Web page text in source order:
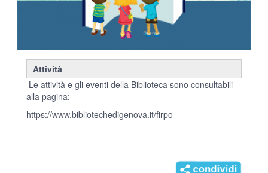
Attività
Le attività e gli eventi della Biblioteca sono consultabili
alla pagina:
https://www.bibliotechedigenova.it/firpo